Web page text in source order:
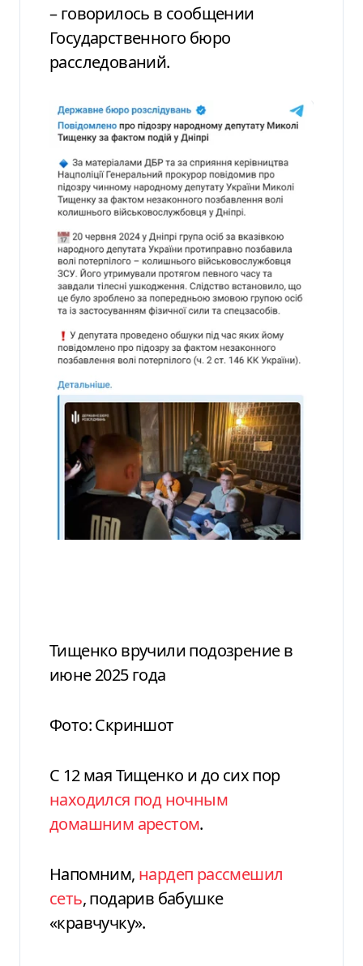
– говорилось в сообщении
Государственного бюро
расследований.
Тищенко вручили подозрение в
июне 2025 года
Фото: Скриншот
С 12 мая Тищенко и до сих пор
находился под ночным
домашним арестом.
Напомним, нардеп рассмешил
сеть, подарив бабушке
«кравчучку».